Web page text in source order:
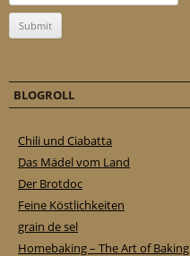
BLOGROLL
Chili und Ciabatta
Das Mädel vom Land
Der Brotdoc
Feine Köstlichkeiten
grain de sel
Homebaking – The Art of Baking